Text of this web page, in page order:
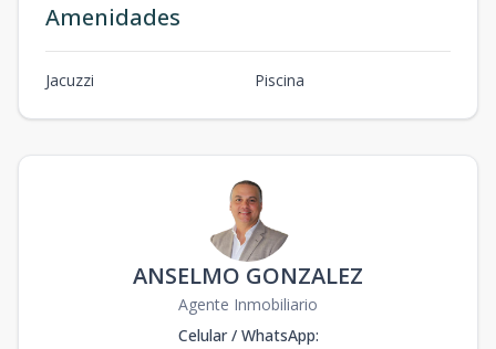
Amenidades
Jacuzzi Piscina
ANSELMO GONZALEZ
Agente Inmobiliario
Celular / WhatsApp: